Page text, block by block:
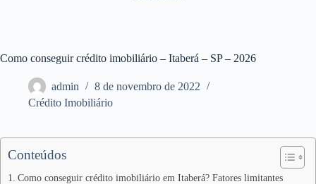
Como conseguir crédito imobiliário – Itaberá – SP – 2026
admin
8 de novembro de 2022
Crédito Imobiliário
Conteúdos
Como conseguir crédito imobiliário em Itaberá? Fatores limitantes